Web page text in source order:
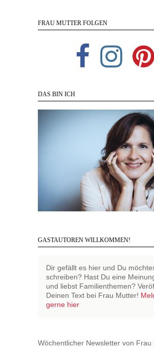
FRAU MUTTER FOLGEN
DAS BIN ICH
GASTAUTOREN WILLKOMMEN!
Dir gefällt es hier und Du
schreiben? Hast Du eine
und liebst Familienthemen?
Deinen Text bei Frau Mutter!
gerne hier
Wöchentlicher Newsletter von Frau